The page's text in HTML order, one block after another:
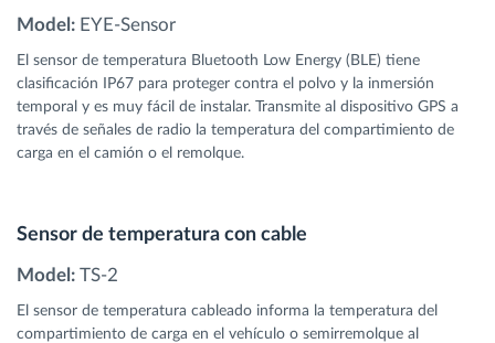
Model: EYE-Sensor
El sensor de temperatura Bluetooth Low Energy (BLE) tiene
clasificación IP67 para proteger contra el polvo y la inmersión
temporal y es muy fácil de instalar. Transmite al dispositivo GPS a
través de señales de radio la temperatura del compartimiento de
carga en el camión o el remolque.
Sensor de temperatura con cable
Model: TS-2
El sensor de temperatura cableado informa la temperatura del
compartimiento de carga en el vehículo o semirremolque al